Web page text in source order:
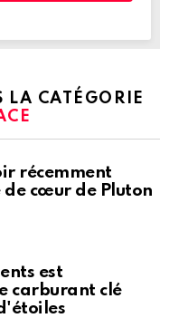
LA CATÉGORIE
récemment
cœur de Pluton
est
carburant clé